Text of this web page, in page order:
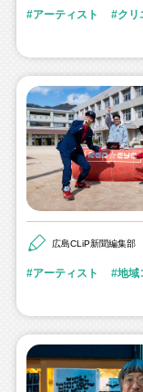
アーティスト クリ
広島CLiP新聞編集部
アーティスト 地域